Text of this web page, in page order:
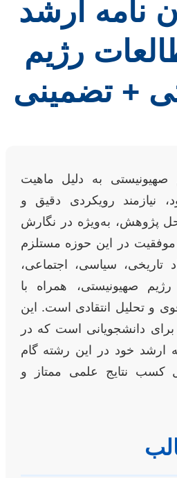
نامه ارشد
رژیم
+ تضمینی
به دلیل ماهیت
نیازمند رویکردی دقیق و
پژوهش، به‌ویژه در نگارش
موفقیت در این حوزه مستلزم
تاریخی، سیاسی، اجتماعی،
صهیونیستی، همراه با
و تحلیل انتقادی است. این
برای دانشجویانی است که در
ارشد خود در این رشته گام
کسب نتایج علمی ممتاز و